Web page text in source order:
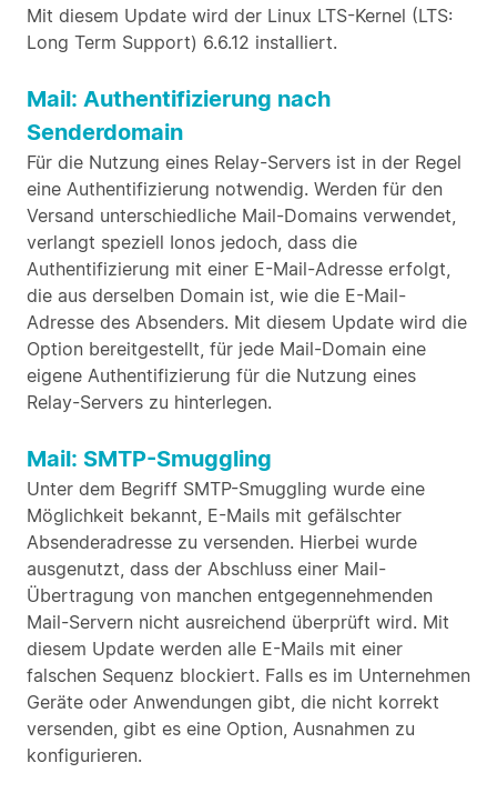
Mit diesem Update wird der Linux LTS-Kernel (LTS:
Long Term Support) 6.6.12 installiert.
Mail: Authentifizierung nach
Senderdomain
Für die Nutzung eines Relay-Servers ist in der Regel
eine Authentifizierung notwendig. Werden für den
Versand unterschiedliche Mail-Domains verwendet,
verlangt speziell Ionos jedoch, dass die
Authentifizierung mit einer E-Mail-Adresse erfolgt,
die aus derselben Domain ist, wie die E-Mail-
Adresse des Absenders. Mit diesem Update wird die
Option bereitgestellt, für jede Mail-Domain eine
eigene Authentifizierung für die Nutzung eines
Relay-Servers zu hinterlegen.
Mail: SMTP-Smuggling
Unter dem Begriff SMTP-Smuggling wurde eine
Möglichkeit bekannt, E-Mails mit gefälschter
Absenderadresse zu versenden. Hierbei wurde
ausgenutzt, dass der Abschluss einer Mail-
Übertragung von manchen entgegennehmenden
Mail-Servern nicht ausreichend überprüft wird. Mit
diesem Update werden alle E-Mails mit einer
falschen Sequenz blockiert. Falls es im Unternehmen
Geräte oder Anwendungen gibt, die nicht korrekt
versenden, gibt es eine Option, Ausnahmen zu
konfigurieren.